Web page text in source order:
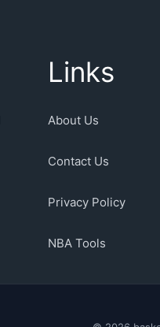
Links
About Us
Contact Us
Privacy Policy
NBA Tools